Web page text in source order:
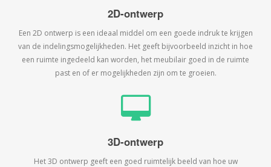
2D-ontwerp
Een 2D ontwerp is een ideaal middel om een goede indruk te krijgen
van de indelingsmogelijkheden. Het geeft bijvoorbeeld inzicht in hoe
een ruimte ingedeeld kan worden, het meubilair goed in de ruimte
past en of er mogelijkheden zijn om te groeien.
3D-ontwerp
Het 3D ontwerp geeft een goed ruimtelijk beeld van hoe uw